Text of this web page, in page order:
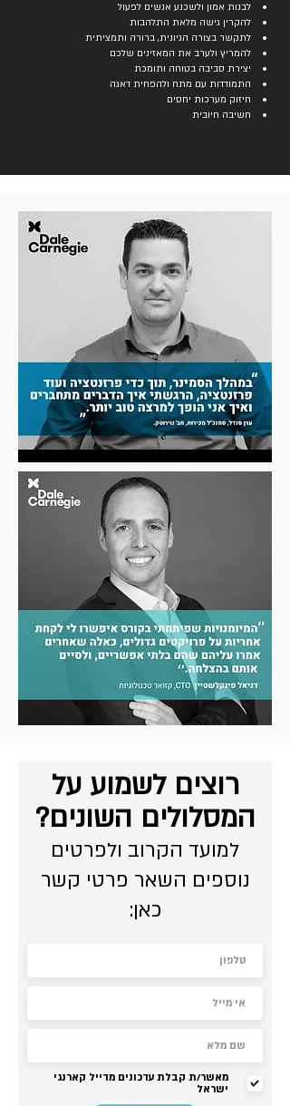
לבנות אמון ולשכנע אנשים לפעול
להקרין גישה מלאת התלהבות
לתקשר בצורה הגיונית, ברורה ותמציתית
להמריץ ולערב את המאזינים שלכם
יצירת סביבה בטוחה ותומכת
התמודדות עם מתח ולהפחית דאגה
חיזוק מערכות יחסים
חשיבה חיובית
רוצים לשמוע על
המסלולים השונים?
למועד הקרוב ולפרטים
נוספים השאר פרטי קשר
כאן:
מאשר/ת קבלת עדכונים מדייל קארנגי
ישראל